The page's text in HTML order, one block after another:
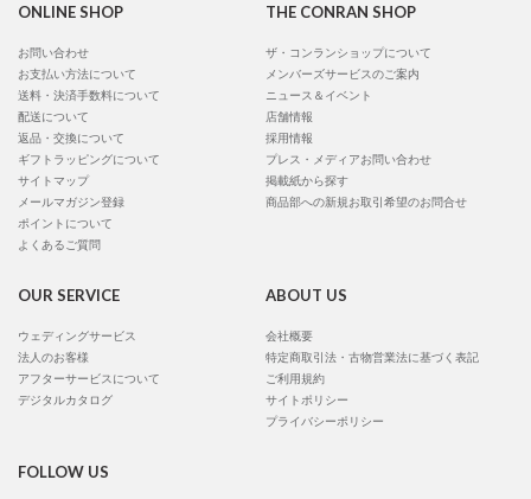
ONLINE SHOP
お問い合わせ
お支払い方法について
送料・決済手数料について
配送について
返品・交換について
ギフトラッピングについて
サイトマップ
メールマガジン登録
ポイントについて
よくあるご質問
THE CONRAN SHOP
ザ・コンランショップについて
メンバーズサービスのご案内
ニュース＆イベント
店舗情報
採用情報
プレス・メディアお問い合わせ
掲載紙から探す
商品部への新規お取引希望のお問合せ
OUR SERVICE
ウェディングサービス
法人のお客様
アフターサービスについて
デジタルカタログ
ABOUT US
会社概要
特定商取引法・古物営業法に基づく表記
ご利用規約
サイトポリシー
プライバシーポリシー
FOLLOW US